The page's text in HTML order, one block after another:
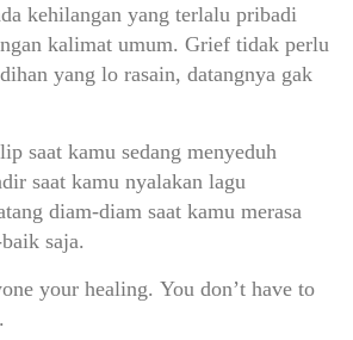
kehilangan yang terlalu pribadi
kalimat umum. Grief tidak perlu
yang lo rasain, datangnya gak
saat kamu sedang menyeduh
saat kamu nyalakan lagu
diam-diam saat kamu merasa
saja.
your healing. You don’t have to